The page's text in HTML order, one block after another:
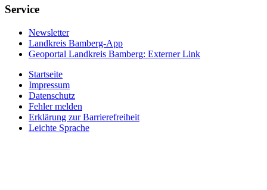
Service
Newsletter
Landkreis Bamberg-App
Geoportal Landkreis Bamberg: Externer Link
Startseite
Impressum
Datenschutz
Fehler melden
Erklärung zur Barrierefreiheit
Leichte Sprache